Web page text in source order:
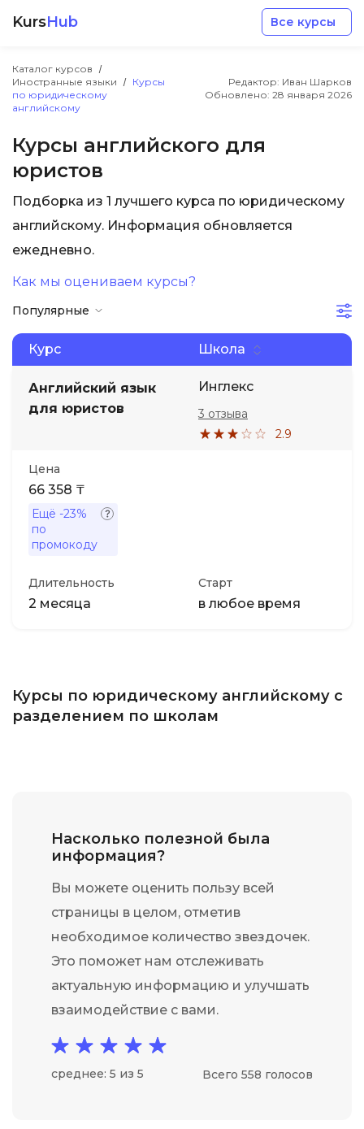
KursHub Все курсы
Каталог курсов
Иностранные языки
Курсы
по юридическому
английскому
Редактор: Иван Шарков
Обновлено: 28 января 2026
Курсы английского для
юристов
Подборка из 1 лучшего курса по юридическому
английскому. Информация обновляется
ежедневно.
Как мы оцениваем курсы?
Популярные
Курс Школа
Английский язык
для юристов
Инглекс
2.9
3 отзыва
Цена
66 358 ₸
Ещё -23%
по
промокоду
Длительность
2 месяца
Старт
в любое время
Курсы по юридическому английскому с
разделением по школам
Насколько полезной была
информация?
Вы можете оценить пользу всей
страницы в целом, отметив
необходимое количество звездочек.
Это поможет нам отслеживать
актуальную информацию и улучшать
взаимодействие с вами.
среднее: 5 из 5 Всего 558 голосов
Разработка
Маркетинг
Аналитика
Менеджмент
Иностранные языки
ДПО
Детям
Акции и промокоды